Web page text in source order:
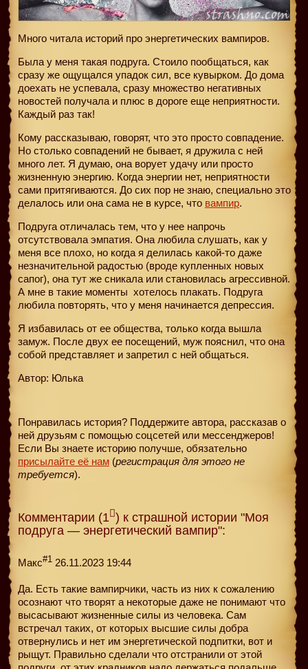
Много читала историй про энергетических вампиров.
Была у меня такая подруга. Стоило пообщаться, как
сразу же ощущался упадок сил, все кувырком. До дома
доехать не успевала, сразу множество негативных
новостей получала и плюс в дороге еще неприятности.
Каждый раз так!
Кому рассказываю, говорят, что это просто совпадение.
Но столько совпадений не бывает, я дружила с ней
много лет. Я думаю, она ворует удачу или просто
жизненную энергию. Когда энергии нет, неприятности
сами притягиваются. До сих пор не знаю, специально это
делалось или она сама не в курсе, что вампир.
Подруга отличалась тем, что у нее напрочь
отсутствовала эмпатия. Она любила слушать, как у
меня все плохо, но когда я делилась какой-то даже
незначительной радостью (вроде купленных новых
сапог), она тут же сникала или становилась агрессивной.
А мне в такие моменты хотелось плакать. Подруга
любила повторять, что у меня начинается депрессия.
Я избавилась от ее общества, только когда вышла
замуж. После двух ее посещений, муж пояснил, что она
собой представляет и запретил с ней общаться.
Автор: Юлька
Понравилась история? Поддержите автора, рассказав о
ней друзьям с помощью соцсетей или мессенджеров!
Если Вы знаете историю получше, обязательно
присылайте её нам (регистрация для этого не
требуется).
Комментарии (1 ) к страшной истории "Моя
подруга — энергетический вампир":
Макс#1 26.11.2023 19:44
Да. Есть такие вампирчики, часть из них к сожалению
осознают что творят а некоторые даже не понимают что
высасывают жизненные силы из человека. Сам
встречал таких, от которых высшие силы добра
отвернулись и нет им энергетической подпитки, вот и
рыщут. Правильно сделали что отстранили от этой